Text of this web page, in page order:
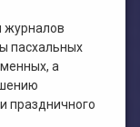
журналов
пасхальных
а
праздничного